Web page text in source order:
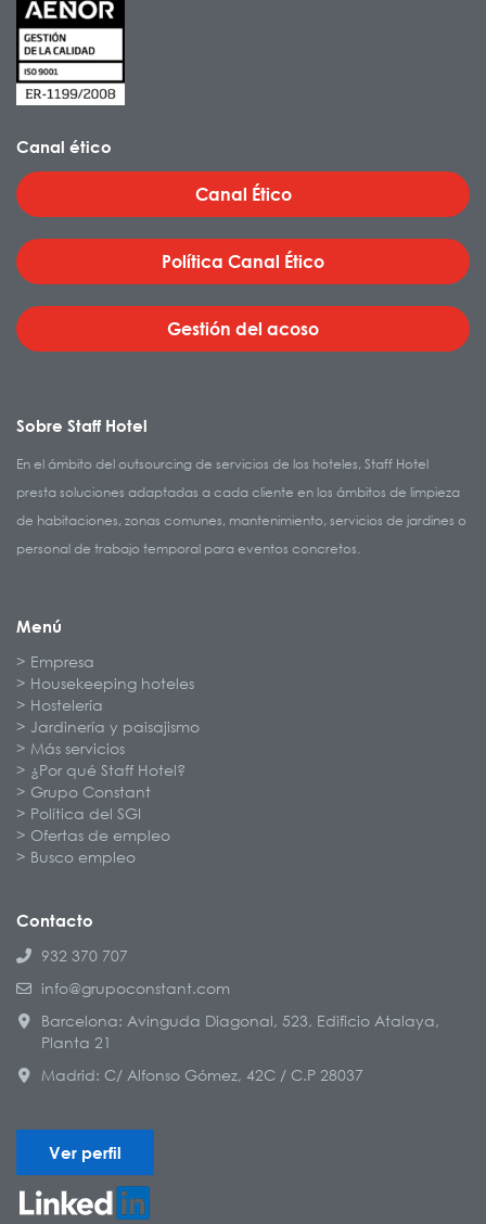
Canal ético
Canal Ético
Política Canal Ético
Gestión del acoso
Sobre Staff Hotel
En el ámbito del outsourcing de servicios de los hoteles, Staff Hotel
presta soluciones adaptadas a cada cliente en los ámbitos de limpieza
de habitaciones, zonas comunes, mantenimiento, servicios de jardines o
personal de trabajo temporal para eventos concretos.
Menú
Empresa
Housekeeping hoteles
Hostelería
Jardinería y paisajismo
Más servicios
¿Por qué Staff Hotel?
Grupo Constant
Política del SGI
Ofertas de empleo
Busco empleo
Contacto
932 370 707
info@grupoconstant.com
Barcelona: Avinguda Diagonal, 523, Edificio Atalaya,
Planta 21
Madrid: C/ Alfonso Gómez, 42C / C.P 28037
Ver perfil